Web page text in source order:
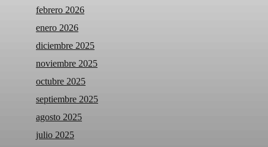
febrero 2026
enero 2026
diciembre 2025
noviembre 2025
octubre 2025
septiembre 2025
agosto 2025
julio 2025